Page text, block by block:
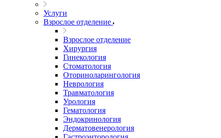
Услуги
Взрослое отделение
Взрослое отделение
Хирургия
Гинекология
Стоматология
Оториноларингология
Неврология
Травматология
Урология
Гематология
Эндокринология
Дерматовенерология